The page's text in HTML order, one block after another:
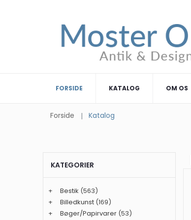
FORSIDE KATALOG OM OS
Forside Katalog
KATEGORIER
+ Bestik (563)
+
Billedkunst (169)
+
Bøger/Papirvarer (53)